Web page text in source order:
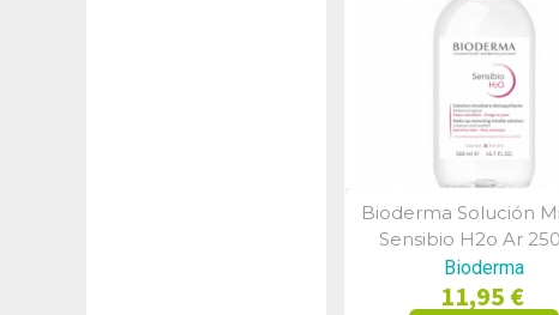
Vista Rápida
Bioderma Solución
Sensibio H2o Ar
Bioderma
11,95 €